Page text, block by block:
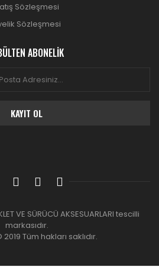
Sözleşmesi
Sözleşmesi
ABONELİK
KAYIT OL
VE SÜRÜCÜ AKSESUARLARI tescilli
markasıdır.
Tüm hakları saklıdır.